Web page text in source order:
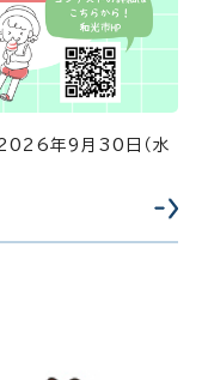
年9月30日（水